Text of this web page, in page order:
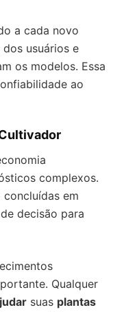
a cada novo
usuários e
os modelos. Essa
ao
complexos.
concluídas em
decisão para
Qualquer
suas plantas